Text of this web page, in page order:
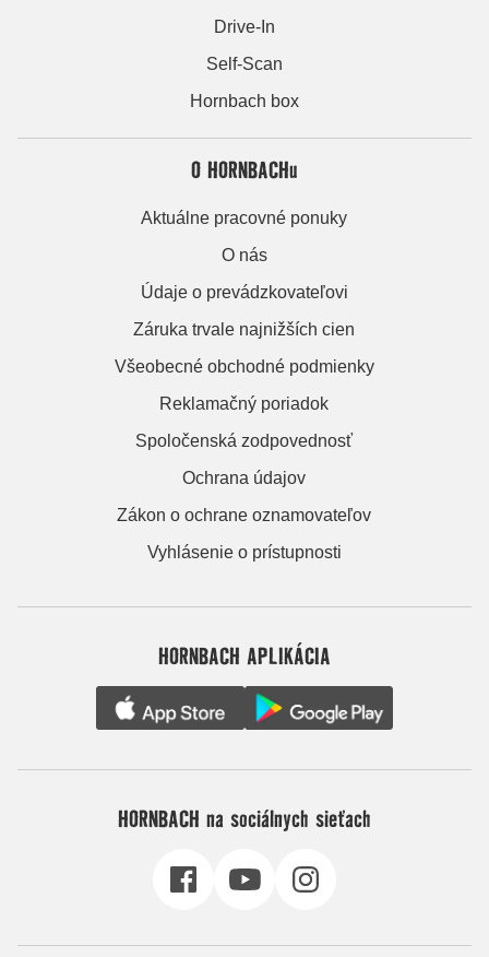
Drive-In
Self-Scan
Hornbach box
O HORNBACHu
Aktuálne pracovné ponuky
O nás
Údaje o prevádzkovateľovi
Záruka trvale najnižších cien
Všeobecné obchodné podmienky
Reklamačný poriadok
Spoločenská zodpovednosť
Ochrana údajov
Zákon o ochrane oznamovateľov
Vyhlásenie o prístupnosti
HORNBACH APLIKÁCIA
HORNBACH na sociálnych sieťach